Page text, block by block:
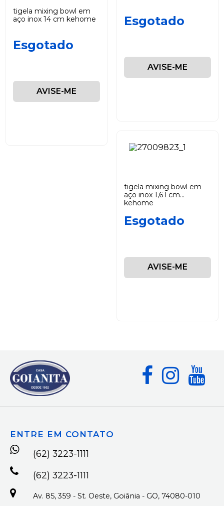
tigela mixing bowl em
aço inox 14 cm kehome
Esgotado
AVISE-ME
Esgotado
AVISE-ME
tigela mixing bowl em
aço inox 1,6 l cm
kehome
Esgotado
AVISE-ME
ENTRE EM CONTATO
(62) 3223-1111
(62) 3223-1111
Av. 85, 359 - St. Oeste, Goiânia - GO, 74080-010